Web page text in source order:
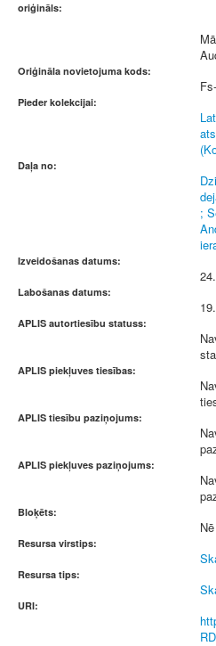
oriģināls:
Oriģināla novietojuma kods:
Pieder kolekcijai:
Daļa no:
;
Izveidošanas datums:
Labošanas datums:
APLIS autortiesību statuss:
APLIS piekļuves tiesības:
APLIS tiesību paziņojums:
APLIS piekļuves paziņojums:
Bloķēts:
Nē
Resursa virstips:
Resursa tips:
URI: